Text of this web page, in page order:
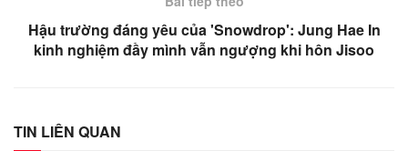
Hậu trường đáng yêu của 'Snowdrop': Jung Hae In
kinh nghiệm đầy mình vẫn ngượng khi hôn Jisoo
TIN LIÊN QUAN